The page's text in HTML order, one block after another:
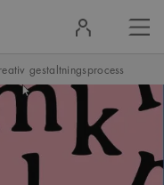
in
gestaltningsprocess